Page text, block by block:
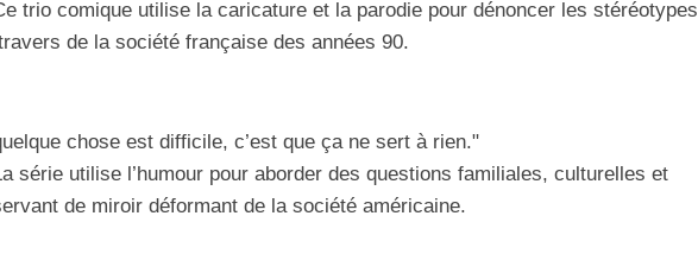
trio comique utilise la caricature et la parodie pour dénoncer les stéréotypes
de la société française des années 90.
chose est difficile, c’est que ça ne sert à rien."
série utilise l’humour pour aborder des questions familiales, culturelles et
de miroir déformant de la société américaine.